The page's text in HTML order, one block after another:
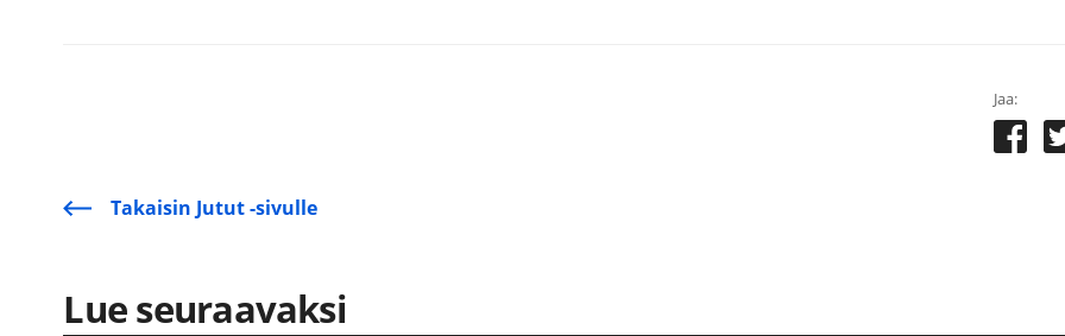
Jaa:
Takaisin Jutut -sivulle
Lue seuraavaksi